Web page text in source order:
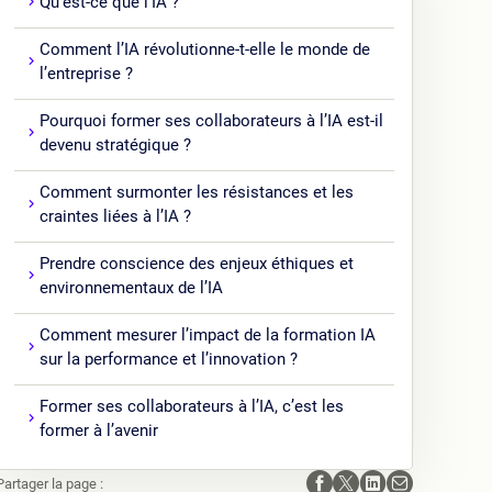
Comment l’IA révolutionne-t-elle le monde de
l’entreprise ?
Pourquoi former ses collaborateurs à l’IA est-il
devenu stratégique ?
Comment surmonter les résistances et les
craintes liées à l’IA ?
Prendre conscience des enjeux éthiques et
environnementaux de l’IA
Comment mesurer l’impact de la formation IA
sur la performance et l’innovation ?
Former ses collaborateurs à l’IA, c’est les
former à l’avenir
la page :